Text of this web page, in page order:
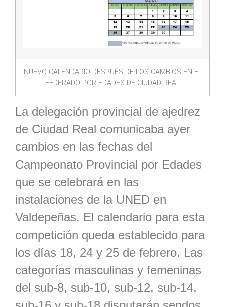
NUEVO CALENDARIO DESPUÉS DE LOS CAMBIOS EN EL
FEDERADO POR EDADES DE CIUDAD REAL
La delegación provincial de ajedrez
de Ciudad Real comunicaba ayer
cambios en las fechas del
Campeonato Provincial por Edades
que se celebrará en las
instalaciones de la UNED en
Valdepeñas. El calendario para esta
competición queda establecido para
los días 18, 24 y 25 de febrero. Las
categorías masculinas y femeninas
del sub-8, sub-10, sub-12, sub-14,